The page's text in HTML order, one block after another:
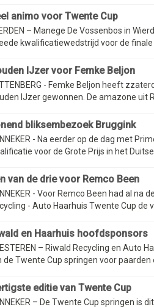
animo voor Twente Cup
– Manege De Vossenbos in
kwalificatiewedstrijd voor de
IJzer voor Femke Beljon
- Femke Beljon heeft
IJzer gewonnen. De amazone uit
bliksembezoek Bruggink
- Na eerder op de dag met
voor de Grote Prijs in het
van de drie voor Remco Been
- Voor Remco Been had al
- Auto Haarhuis Twente Cup de
en Haarhuis hoofdsponsors
– Riwald Recycling en Auto
de Twente Cup springen voor paarden
editie van Twente Cup
– De Twente Cup springen